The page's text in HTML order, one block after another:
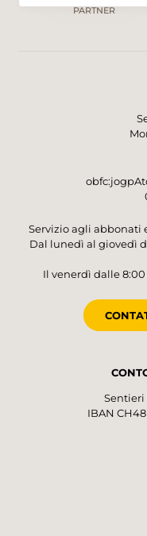
PARTNER
Servizio agli abbonati
Dal lunedì al giovedì
Il venerdì dalle 8:00
Sentieri
IBAN